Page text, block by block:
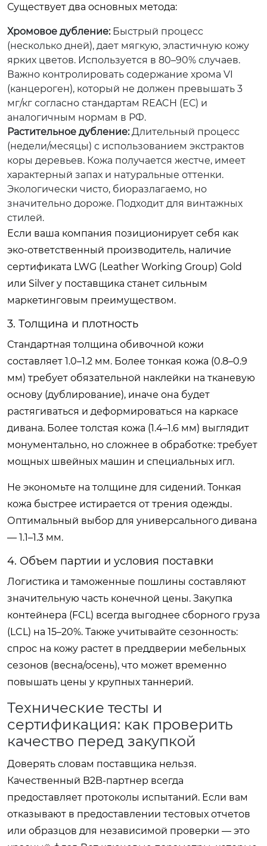
Существует два основных метода:
Хромовое дубление:Быстрый процесс
(несколько дней), дает мягкую, эластичную кожу
ярких цветов. Используется в 80–90% случаев.
Важно контролировать содержание хрома VI
(канцероген), который не должен превышать 3
мг/кг согласно стандартам REACH (ЕС) и
аналогичным нормам в РФ.
Растительное дубление:Длительный процесс
(недели/месяцы) с использованием экстрактов
коры деревьев. Кожа получается жестче, имеет
характерный запах и натуральные оттенки.
Экологически чисто, биоразлагаемо, но
значительно дороже. Подходит для винтажных
стилей.
Если ваша компания позиционирует себя как
эко-ответственный производитель, наличие
сертификата LWG (Leather Working Group) Gold
или Silver у поставщика станет сильным
маркетинговым преимуществом.
3. Толщина и плотность
Стандартная толщина обивочной кожи
составляет 1.0–1.2 мм. Более тонкая кожа (0.8–0.9
мм) требует обязательной наклейки на тканевую
основу (дублирование), иначе она будет
растягиваться и деформироваться на каркасе
дивана. Более толстая кожа (1.4–1.6 мм) выглядит
монументально, но сложнее в обработке: требует
мощных швейных машин и специальных игл.
Не экономьте на толщине для сидений. Тонкая
кожа быстрее истирается от трения одежды.
Оптимальный выбор для универсального дивана
— 1.1–1.3 мм.
4. Объем партии и условия поставки
Логистика и таможенные пошлины составляют
значительную часть конечной цены. Закупка
контейнера (FCL) всегда выгоднее сборного груза
(LCL) на 15–20%. Также учитывайте сезонность:
спрос на кожу растет в преддверии мебельных
сезонов (весна/осень), что может временно
повышать цены у крупных таннерий.
Технические тесты и
сертификация: как проверить
качество перед закупкой
Доверять словам поставщика нельзя.
Качественный B2B-партнер всегда
предоставляет протоколы испытаний. Если вам
отказывают в предоставлении тестовых отчетов
или образцов для независимой проверки — это